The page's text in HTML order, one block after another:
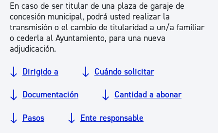
En caso de ser titular de una plaza de garaje de
concesión municipal, podrá usted realizar la
transmisión o el cambio de titularidad a un/a familiar
o cederla al Ayuntamiento, para una nueva
adjudicación.
Dirigido a Cuándo solicitar
Documentación Cantidad a abonar
Pasos Ente responsable